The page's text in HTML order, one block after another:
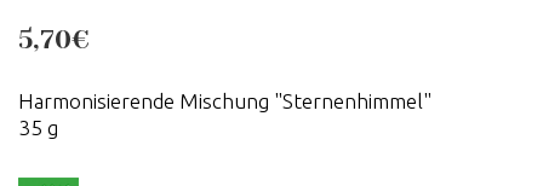
5,70€
Harmonisierende Mischung "Sternenhimmel"
35 g